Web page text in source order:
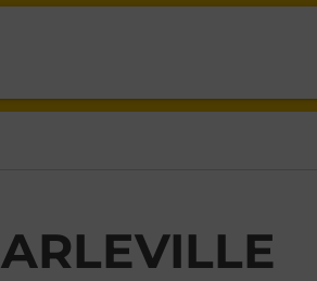
MEZIERES,